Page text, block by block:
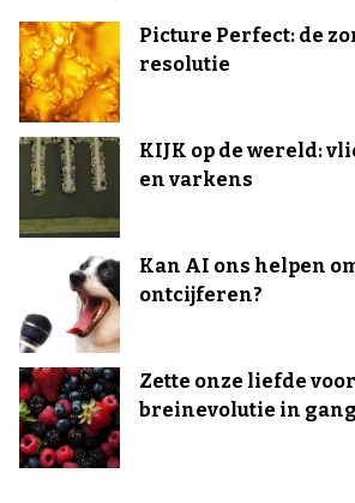
Picture Perfect: de
resolutie
KIJK op de wereld:
en varkens
Kan AI ons helpen
ontcijferen?
Zette onze liefde
breinevolutie in